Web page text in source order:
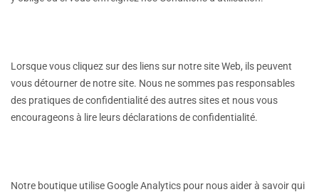
Lorsque vous cliquez sur des liens sur notre site Web, ils peuvent
vous détourner de notre site. Nous ne sommes pas responsables
des pratiques de confidentialité des autres sites et nous vous
encourageons à lire leurs déclarations de confidentialité.
Notre boutique utilise Google Analytics pour nous aider à savoir qui